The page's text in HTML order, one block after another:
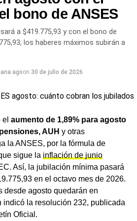
actualizados del
modificó los montos de pago único
a hitos familiares. La
pasará a $86.295, la de
y la dematrimonio
se
asignación por cónyuge, por su
que laAsignación
ascenderá a $148.049 desde
pago que retiene el 20% del
de la libreta sanitaria y
bono de ANSES
a $419.775,93 y con el bono de
los haberes máximos subirán a
agoon 30 de julio de 2026
aumento de 1,89% para agosto
AUH y otras
la ANSES, por la fórmula de
sigue la inflación de junio
Así, la jubilación mínima pasará
en el octavo mes de 2026.
desde agosto quedarán en
indicó la resolución 232, publicada
Oficial.